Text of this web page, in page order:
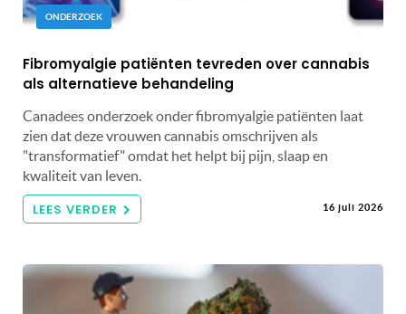
ONDERZOEK
Fibromyalgie patiënten tevreden over cannabis
als alternatieve behandeling
Canadees onderzoek onder fibromyalgie patiënten laat
zien dat deze vrouwen cannabis omschrijven als
"transformatief" omdat het helpt bij pijn, slaap en
kwaliteit van leven.
LEES VERDER 16 juli 2026